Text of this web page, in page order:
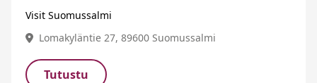
Visit Suomussalmi
Lomakyläntie 27, 89600 Suomussalmi
Tutustu